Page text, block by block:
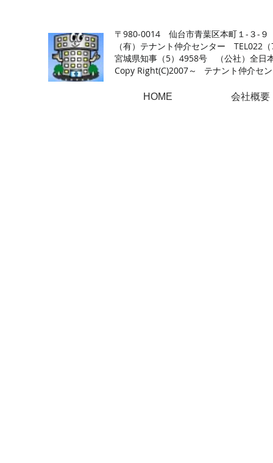
〒980-0014 仙台市青葉区本町１-３-９
（有）テナント仲介センター TEL022
宮城県知事（5）4958号 （公社）全日
Copy Right(C)2007～ テナント仲介セ
HOME 会社概要